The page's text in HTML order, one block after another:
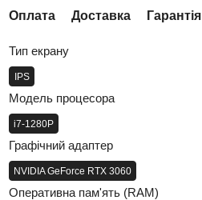
Оплата Доставка Гарантія
Тип екрану
IPS
Модель процесора
i7-1280P
Графічний адаптер
NVIDIA GeForce RTX 3060
Оперативна пам'ять (RAM)